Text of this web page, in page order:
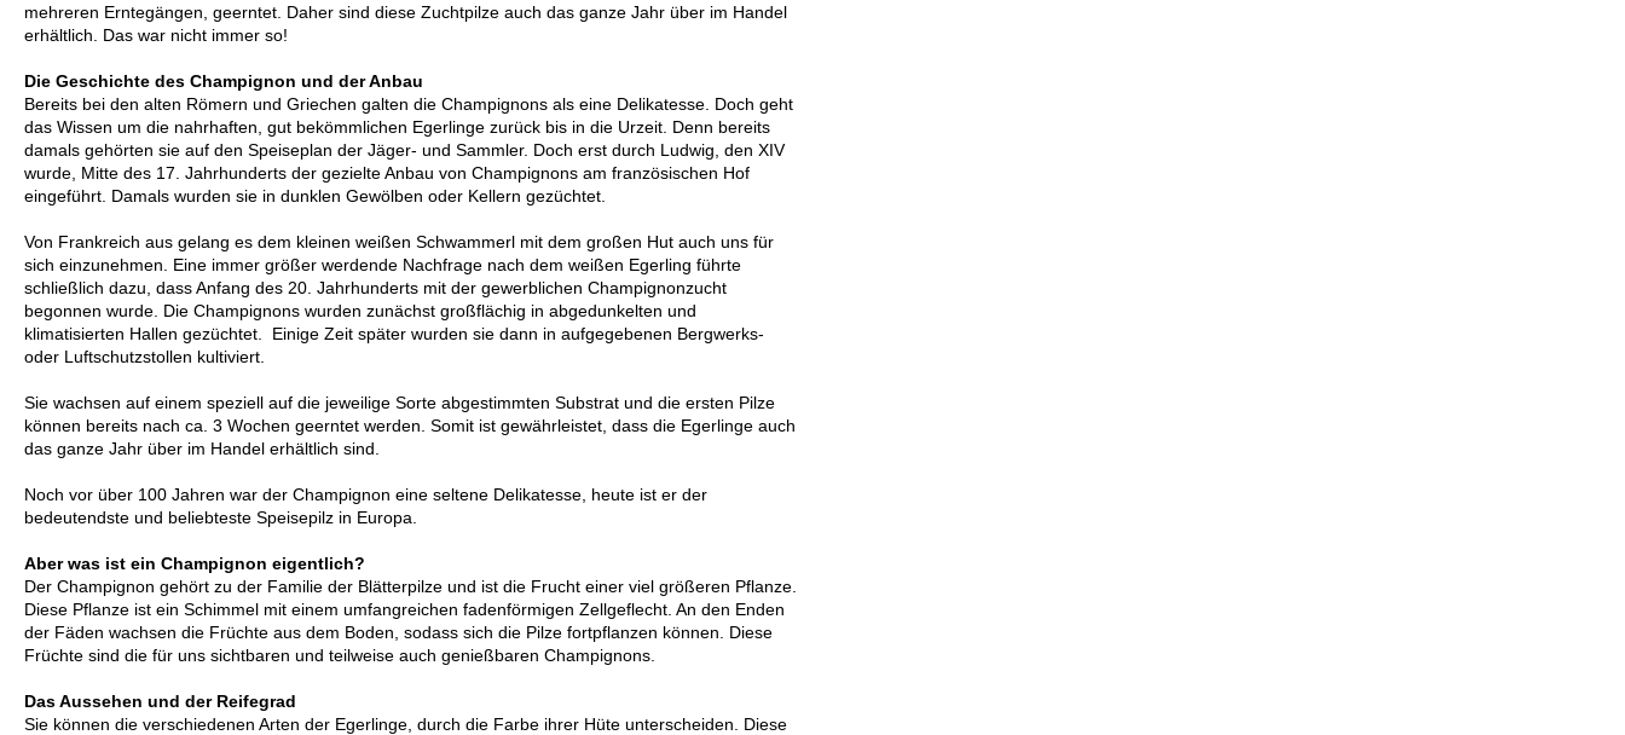
mehreren Erntegängen, geerntet. Daher sind diese Zuchtpilze auch das ganze Jahr über im Handel
erhältlich. Das war nicht immer so!
Die Geschichte des Champignon und der Anbau
Bereits bei den alten Römern und Griechen galten die Champignons als eine Delikatesse. Doch geht
das Wissen um die nahrhaften, gut bekömmlichen Egerlinge zurück bis in die Urzeit. Denn bereits
damals gehörten sie auf den Speiseplan der Jäger- und Sammler. Doch erst durch Ludwig, den XIV
wurde, Mitte des 17. Jahrhunderts der gezielte Anbau von Champignons am französischen Hof
eingeführt. Damals wurden sie in dunklen Gewölben oder Kellern gezüchtet.
Von Frankreich aus gelang es dem kleinen weißen Schwammerl mit dem großen Hut auch uns für
sich einzunehmen. Eine immer größer werdende Nachfrage nach dem weißen Egerling führte
schließlich dazu, dass Anfang des 20. Jahrhunderts mit der gewerblichen Champignonzucht
begonnen wurde. Die Champignons wurden zunächst großflächig in abgedunkelten und
klimatisierten Hallen gezüchtet. Einige Zeit später wurden sie dann in aufgegebenen Bergwerks-
oder Luftschutzstollen kultiviert.
Sie wachsen auf einem speziell auf die jeweilige Sorte abgestimmten Substrat und die ersten Pilze
können bereits nach ca. 3 Wochen geerntet werden. Somit ist gewährleistet, dass die Egerlinge auch
das ganze Jahr über im Handel erhältlich sind.
Noch vor über 100 Jahren war der Champignon eine seltene Delikatesse, heute ist er der
bedeutendste und beliebteste Speisepilz in Europa.
Aber was ist ein Champignon eigentlich?
Der Champignon gehört zu der Familie der Blätterpilze und ist die Frucht einer viel größeren Pflanze.
Diese Pflanze ist ein Schimmel mit einem umfangreichen fadenförmigen Zellgeflecht. An den Enden
der Fäden wachsen die Früchte aus dem Boden, sodass sich die Pilze fortpflanzen können. Diese
Früchte sind die für uns sichtbaren und teilweise auch genießbaren Champignons.
Das Aussehen und der Reifegrad
Sie können die verschiedenen Arten der Egerlinge, durch die Farbe ihrer Hüte unterscheiden. Diese